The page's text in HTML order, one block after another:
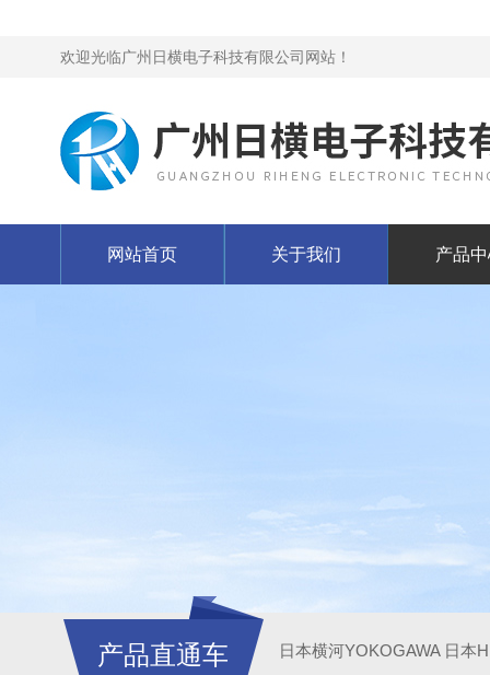
欢迎光临广州日横电子科技有限公司网站！
网站首页 关于我们 产品
产品直通车 日本横河YOKOGAWA 日本